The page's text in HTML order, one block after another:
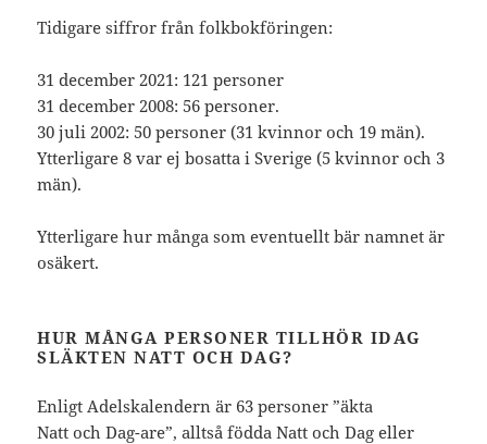
Tidigare siffror från folkbokföringen:
31 december 2021: 121 personer
31 december 2008: 56 personer.
30 juli 2002: 50 personer (31 kvinnor och 19 män).
Ytterligare 8 var ej bosatta i Sverige (5 kvinnor och 3
män).
Ytterligare hur många som eventuellt bär namnet är
osäkert.
HUR MÅNGA PERSONER TILLHÖR IDAG
SLÄKTEN NATT OCH DAG?
Enligt Adelskalendern är 63 personer ”äkta
Natt och Dag-are”, alltså födda Natt och Dag eller